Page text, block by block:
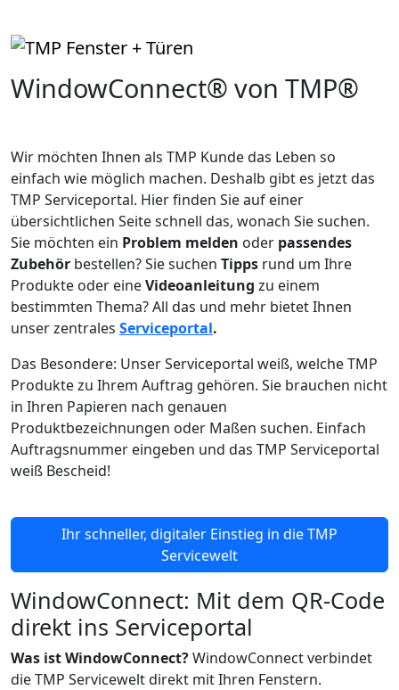
WindowConnect® von TMP®
Wir möchten Ihnen als TMP Kunde das Leben so
einfach wie möglich machen. Deshalb gibt es jetzt das
TMP Serviceportal. Hier finden Sie auf einer
übersichtlichen Seite schnell das, wonach Sie suchen.
Sie möchten ein Problem melden oder passendes
Zubehör bestellen? Sie suchen Tipps rund um Ihre
Produkte oder eineVideoanleitung zu einem
bestimmten Thema? All das und mehr bietet Ihnen
unser zentrales Serviceportal.
Das Besondere: Unser Serviceportal weiß, welche TMP
Produkte zu Ihrem Auftrag gehören. Sie brauchen nicht
in Ihren Papieren nach genauen
Produktbezeichnungen oder Maßen suchen. Einfach
Auftragsnummer eingeben und das TMP Serviceportal
weiß Bescheid!
Ihr schneller, digitaler Einstieg in die TMP
Servicewelt
WindowConnect: Mit dem QR-Code
direkt ins Serviceportal
Was ist WindowConnect?WindowConnect verbindet
die TMP Servicewelt direkt mit Ihren Fenstern.